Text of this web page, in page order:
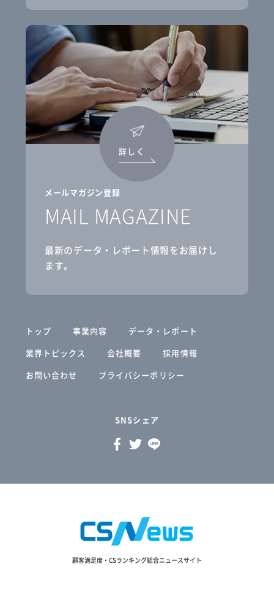
メールマガジン登録
MAIL MAGAZINE
最新のデータ・レポート情報をお届けし
ます。
詳しく
トップ 事業内容
データ・レポート
業界トピックス
会社概要
採用情報
お問い合わせ
プライバシーポリシー
SNSシェア
顧客満足度・CSランキング総合ニュースサイト